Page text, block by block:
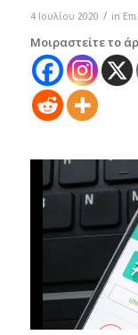
4 Ιουλίου 2020 / in
Μοιραστείτε το